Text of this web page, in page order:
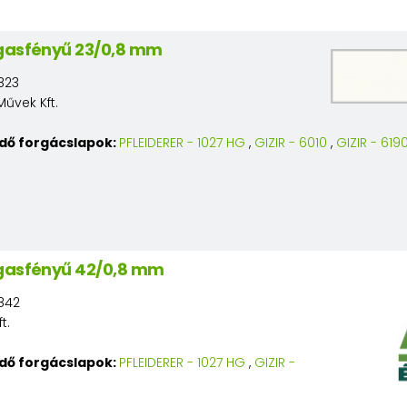
23/0,8 mm
Kft.
forgácslapok: PFLEIDERER - 1027 HG , GIZIR - 6010 , GIZIR -
42/0,8 mm
forgácslapok: PFLEIDERER - 1027 HG , GIZIR -